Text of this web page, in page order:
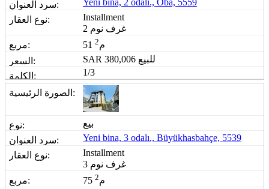
Installment
2 غرف نوم
51 م2
SAR 380,006 للبيع
1/3
بيع
Yeni bina, 3 odalı., Büyükhasbahçe, 5539
Installment
3 غرف نوم
75 م2